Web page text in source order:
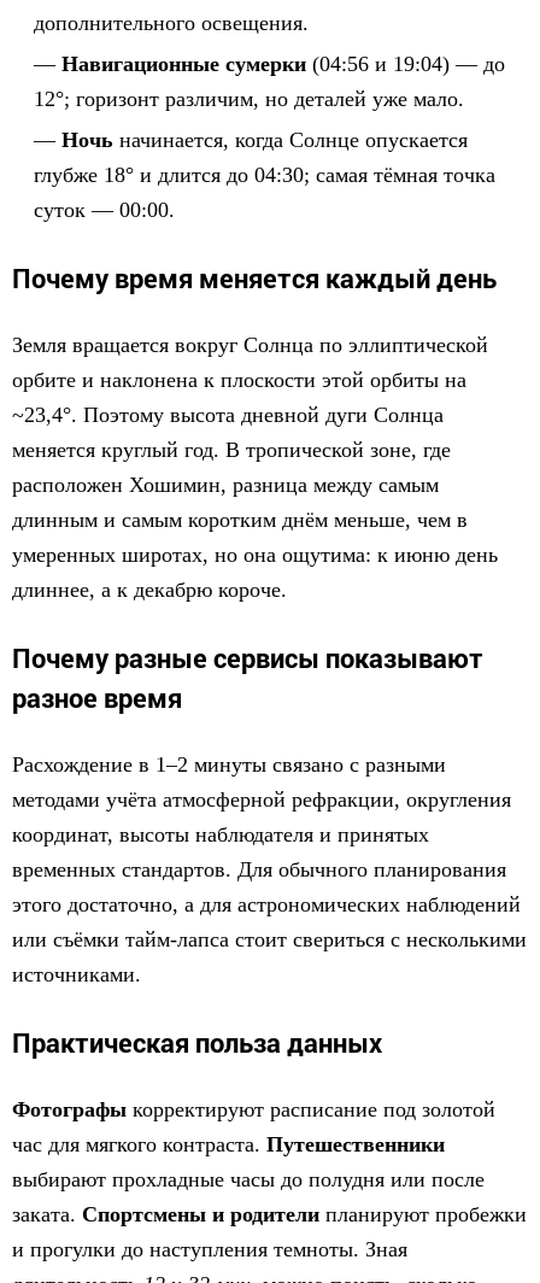
дополнительного освещения.
Навигационные сумерки (04:56 и 19:04) — до
12°; горизонт различим, но деталей уже мало.
Ночь начинается, когда Солнце опускается
глубже 18° и длится до 04:30; самая тёмная точка
суток — 00:00.
Почему время меняется каждый день
Земля вращается вокруг Солнца по эллиптической
орбите и наклонена к плоскости этой орбиты на
~23,4°. Поэтому высота дневной дуги Солнца
меняется круглый год. В тропической зоне, где
расположен Хошимин, разница между самым
длинным и самым коротким днём меньше, чем в
умеренных широтах, но она ощутима: к июню день
длиннее, а к декабрю короче.
Почему разные сервисы показывают
разное время
Расхождение в 1–2 минуты связано с разными
методами учёта атмосферной рефракции, округления
координат, высоты наблюдателя и принятых
временных стандартов. Для обычного планирования
этого достаточно, а для астрономических наблюдений
или съёмки тайм-лапса стоит свериться с несколькими
источниками.
Практическая польза данных
Фотографы корректируют расписание под золотой
час для мягкого контраста. Путешественники
выбирают прохладные часы до полудня или после
заката. Спортсмены и родители планируют пробежки
и прогулки до наступления темноты. Зная